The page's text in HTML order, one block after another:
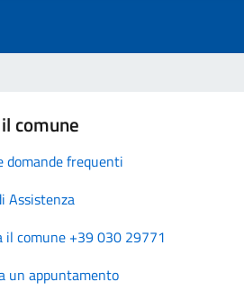
comune
domande frequenti
Assistenza
il comune +39 030 29771
un appuntamento